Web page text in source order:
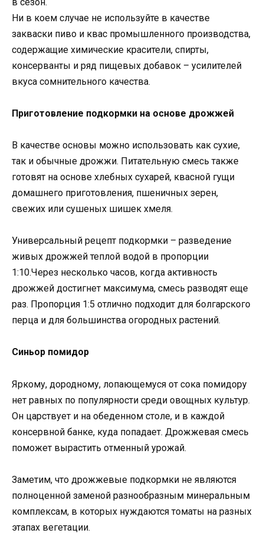
Ни в коем случае не используйте в качестве
закваски пиво и квас промышленного производства,
содержащие химические красители, спирты,
консерванты и ряд пищевых добавок – усилителей
вкуса сомнительного качества.
Приготовление подкормки на основе дрожжей
В качестве основы можно использовать как сухие,
так и обычные дрожжи. Питательную смесь также
готовят на основе хлебных сухарей, квасной гущи
домашнего приготовления, пшеничных зерен,
свежих или сушеных шишек хмеля.
Универсальный рецепт подкормки – разведение
живых дрожжей теплой водой в пропорции
1:10.Через несколько часов, когда активность
дрожжей достигнет максимума, смесь разводят еще
раз. Пропорция 1:5 отлично подходит для болгарского
перца и для большинства огородных растений.
Синьор помидор
Яркому, дородному, лопающемуся от сока помидору
нет равных по популярности среди овощных культур.
Он царствует и на обеденном столе, и в каждой
консервной банке, куда попадает. Дрожжевая смесь
поможет вырастить отменный урожай.
Заметим, что дрожжевые подкормки не являются
полноценной заменой разнообразным минеральным
комплексам, в которых нуждаются томаты на разных
этапах вегетации.